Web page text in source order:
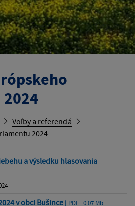
Voľby a referendá
2024
a výsledku hlasovania
v obci Bušince | PDF | 0.07 Mb